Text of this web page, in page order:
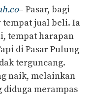
– Pasar, bagi
tempat jual beli. Ia
tempat harapan
di Pasar Pulung
terguncang.
naik, melainkan
diduga merampas